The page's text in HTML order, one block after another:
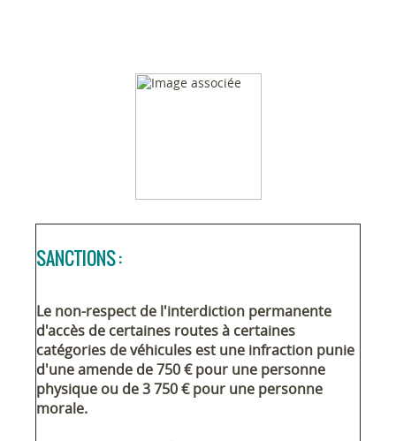
SANCTIONS :
Le non-respect de l'interdiction permanente
d'accès de certaines routes à certaines
catégories de véhicules est une infraction punie
d'une amende de750 €pour une personne
physique ou de3 750 €pour une personne
morale.